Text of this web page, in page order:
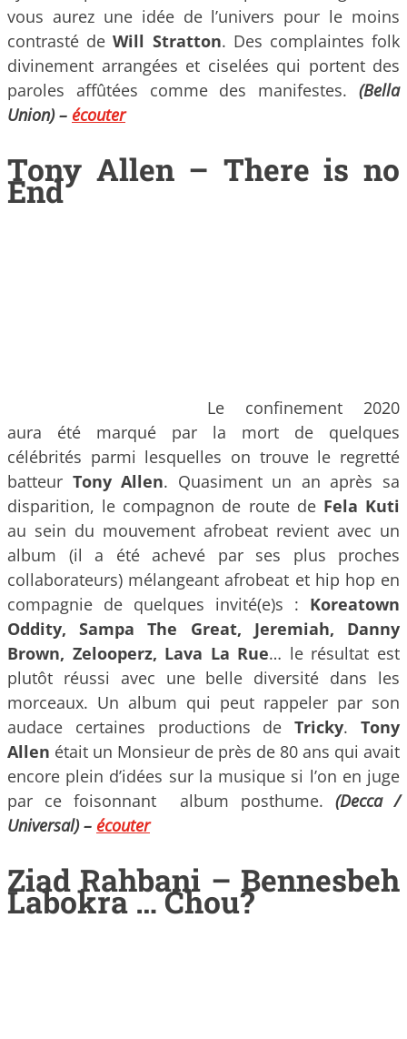
vous aurez une idée de l’univers pour le moins
contrasté deWill Stratton. Des complaintes folk
divinement arrangées et ciselées qui portent des
paroles affûtées comme des manifestes. (Bella
Union) – écouter
Tony Allen – There is no
End
Le confinement 2020
aura été marqué par la mort de quelques
célébrités parmi lesquelles on trouve le regretté
batteur Tony Allen. Quasiment un an après sa
disparition, le compagnon de route de Fela Kuti
au sein du mouvement afrobeat revient avec un
album (il a été achevé par ses plus proches
collaborateurs) mélangeant afrobeat et hip hop en
compagnie de quelques invité(e)s : Koreatown
Oddity, Sampa The Great, Jeremiah, Danny
Brown, Zelooperz, Lava La Rue… le résultat est
plutôt réussi avec une belle diversité dans les
morceaux. Un album qui peut rappeler par son
audace certaines productions deTricky.Tony
Allen était un Monsieur de près de 80 ans qui avait
encore plein d’idées sur la musique si l’on en juge
par ce foisonnant album posthume. (Decca /
Universal) – écouter
Ziad Rahbani – Bennesbeh
Labokra … Chou?